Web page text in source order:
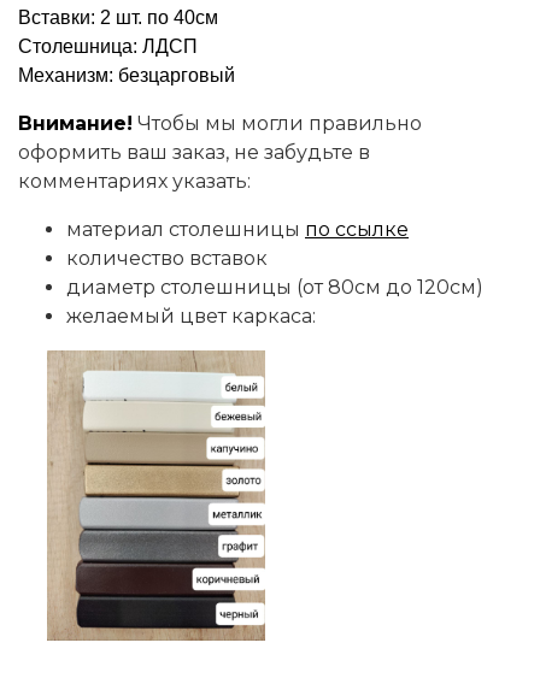
Вставки: 2 шт. по 40см
Столешница: ЛДСП
Механизм: безцарговый
Внимание! Чтобы мы могли правильно
оформить ваш заказ, не забудьте в
комментариях указать:
материал столешницы по ссылке
количество вставок
диаметр столешницы (от 80см до 120см)
желаемый цвет каркаса: